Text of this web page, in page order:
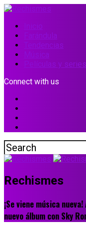
Inicio
Farándula
Tendencias
Música
Películas y series
Connect with us
Rechismes
¡Se viene música
nuevo álbum con Sky